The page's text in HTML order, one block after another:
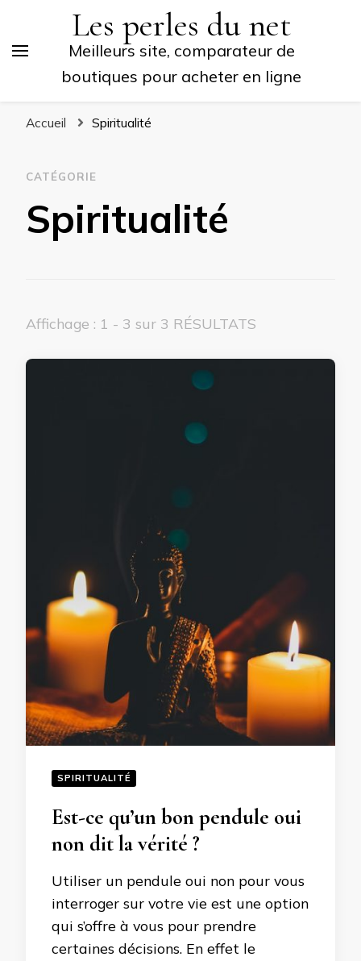
Les perles du net
Meilleurs site, comparateur de
boutiques pour acheter en ligne
Accueil Spiritualité
CATÉGORIE
Spiritualité
Affichage : 1 - 3 sur 3 RÉSULTATS
SPIRITUALITÉ
Est-ce qu’un bon pendule oui
non dit la vérité ?
Utiliser un pendule oui non pour vous
interroger sur votre vie est une option
qui s’offre à vous pour prendre
certaines décisions. En effet le